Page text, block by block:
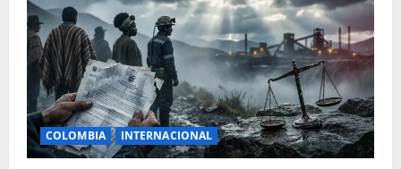
COLOMBIA INTERNACIONAL